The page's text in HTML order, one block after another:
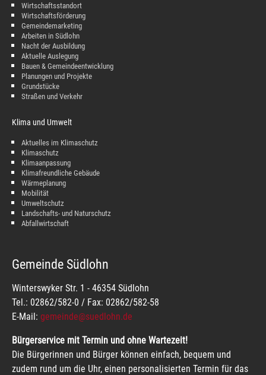
Wirtschaftsstandort
Wirtschaftsförderung
Gemeindemarketing
Arbeiten in Südlohn
Nacht der Ausbildung
Aktuelle Auslegung
Bauen & Gemeindeentwicklung
Planungen und Projekte
Grundstücke
Straßen und Verkehr
Klima und Umwelt
Aktuelles im Klimaschutz
Klimaschutz
Klimaanpassung
Klimafreundliche Gebäude
Wärmeplanung
Mobilität
Umweltschutz
Landschafts- und Naturschutz
Abfallwirtschaft
Gemeinde Südlohn
Winterswyker Str. 1 - 46354 Südlohn
Tel.: 02862/582-0 / Fax: 02862/582-58
E-Mail: gemeinde@suedlohn.de
Bürgerservice mit Termin und ohne Wartezeit!
Die Bürgerinnen und Bürger können einfach, bequem und
zudem rund um die Uhr, einen personalisierten Termin für das